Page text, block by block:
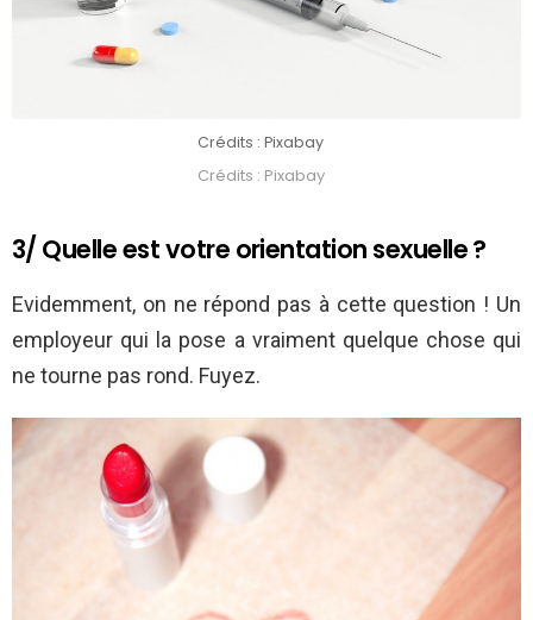
Crédits : Pixabay
Crédits : Pixabay
3/ Quelle est votre orientation sexuelle ?
Evidemment, on ne répond pas à cette question ! Un
employeur qui la pose a vraiment quelque chose qui
ne tourne pas rond. Fuyez.